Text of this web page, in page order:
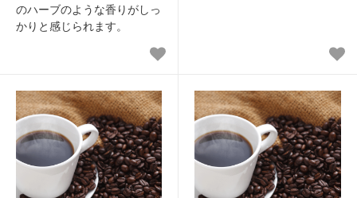
のハーブのような香りがしっ
かりと感じられます。